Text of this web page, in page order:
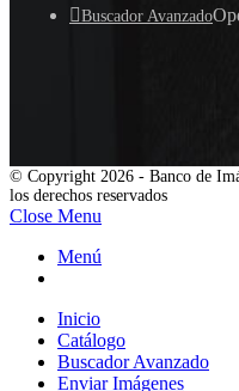
Buscador Avanzado
© Copyright 2026 - Banco de
los derechos reservados
Close Menu
Menú
Inicio
Catálogo
Buscador Avanzado
Enviar Imágenes